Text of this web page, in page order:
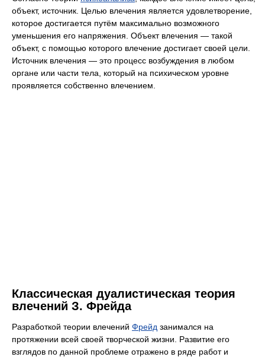
объект, источник. Целью влечения является удовлетворение,
которое достигается путём максимально возможного
уменьшения его напряжения. Объект влечения — такой
объект, с помощью которого влечение достигает своей цели.
Источник влечения — это процесс возбуждения в любом
органе или части тела, который на психическом уровне
проявляется собственно влечением.
Классическая дуалистическая теория
влечений З. Фрейда
Разработкой теории влечений Фрейд занимался на
протяжении всей своей творческой жизни. Развитие его
взглядов по данной проблеме отражено в ряде работ и